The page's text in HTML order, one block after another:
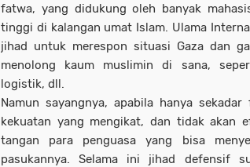
fatwa, yang didukung oleh banyak
tinggi di kalangan umat Islam. Ulama
jihad untuk merespon situasi Gaza dan
menolong kaum muslimin di sana,
logistik, dll.
Namun sayangnya, apabila hanya
kekuatan yang mengikat, dan tidak akan
tangan para penguasa yang bisa
pasukannya. Selama ini jihad defensif